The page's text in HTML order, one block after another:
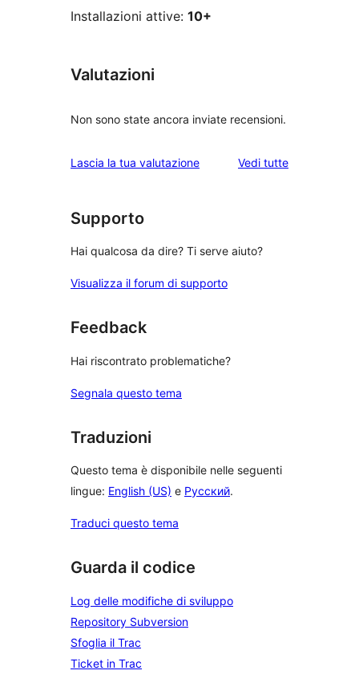
Installazioni attive: 10+
Valutazioni
Non sono state ancora inviate recensioni.
Lascia la tua valutazione Vedi tuttele
Supporto
Hai qualcosa da dire? Ti serve aiuto?
Visualizza il forum di supporto
Feedback
Hai riscontrato problematiche?
Segnala questo tema
Traduzioni
Questo tema è disponibile nelle seguenti
lingue: English (US) e Русский.
Traduci questo tema
Guarda il codice
Log delle modifiche di sviluppo
Repository Subversion
Sfoglia il Trac
Ticket in Trac